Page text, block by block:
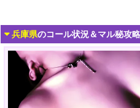
兵庫県のコール状況＆マル秘攻